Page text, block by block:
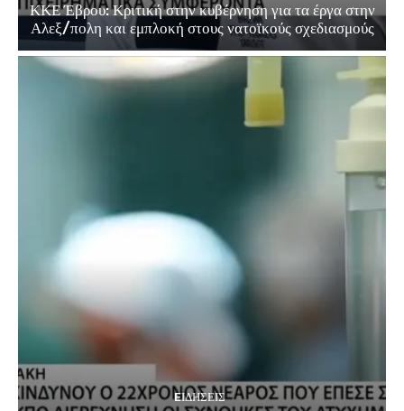
ΚΚΕ Έβρου: Κριτική στην κυβέρνηση για τα έργα στην
Αλεξ/πολη και εμπλοκή στους νατοϊκούς σχεδιασμούς
EΙΔΗΣΕΙΣ